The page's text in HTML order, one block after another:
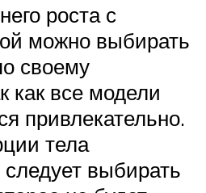
роста с
можно выбирать
своему
как все модели
привлекательно.
тела
выбирать